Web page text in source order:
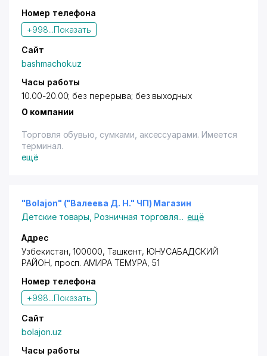
Номер телефона
+998...Показать
Сайт
bashmachok.uz
Часы работы
10.00-20.00; без перерыва; без выходных
О компании
Торговля обувью, сумками, аксессуарами. Имеется
терминал.
ещё
"Bolajon" ("Валеева Д. Н." ЧП) Магазин
Детские товары ,Розничная торговля... ещё
Адрес
Узбекистан, 100000, Ташкент, ЮНУСАБАДСКИЙ
РАЙОН, просп. АМИРА ТЕМУРА, 51
Номер телефона
+998...Показать
Сайт
bolajon.uz
Часы работы